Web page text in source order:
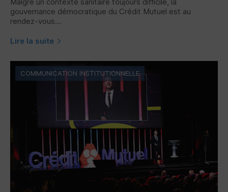
Malgré un contexte sanitaire toujours difficile, la
gouvernance démocratique du Crédit Mutuel est au
rendez-vous...
Lire la suite
COMMUNICATION INSTITUTIONNELLE